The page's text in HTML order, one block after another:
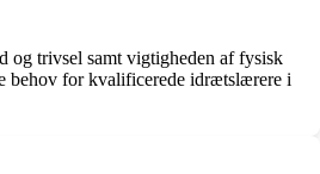
og trivsel samt vigtigheden af fysisk
behov for kvalificerede idrætslærere i